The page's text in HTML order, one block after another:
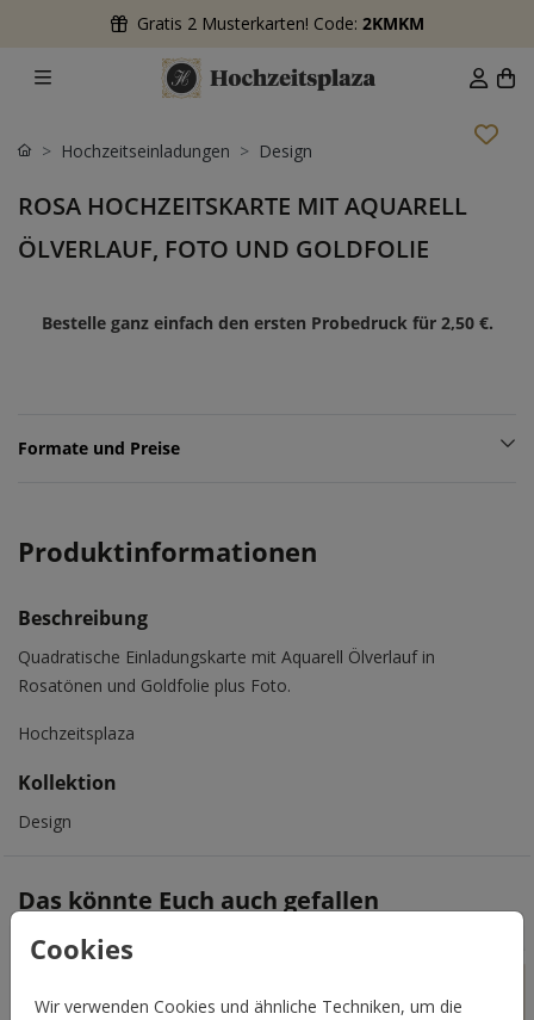
Gratis 2 Musterkarten! Code: 2KMKM
Cookies
Wir verwenden Cookies und ähnliche Techniken, um die
Hochzeitseinladungen Design
ROSA HOCHZEITSKARTE MIT AQUARELL
ÖLVERLAUF, FOTO UND GOLDFOLIE
Bestelle ganz einfach den ersten Probedruck für 2,50 €.
Formate und Preise
Produktinformationen
Beschreibung
Quadratische Einladungskarte mit Aquarell Ölverlauf in
Rosatönen und Goldfolie plus Foto.
Hochzeitsplaza
Kollektion
Design
Das könnte Euch auch gefallen